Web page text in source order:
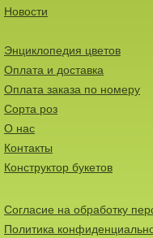
Новости
Энциклопедия цветов
Оплата и доставка
Оплата заказа по номеру
Сорта роз
О нас
Контакты
Конструктор букетов
Согласие на обработку
Политика